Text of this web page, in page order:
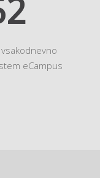
eCampus